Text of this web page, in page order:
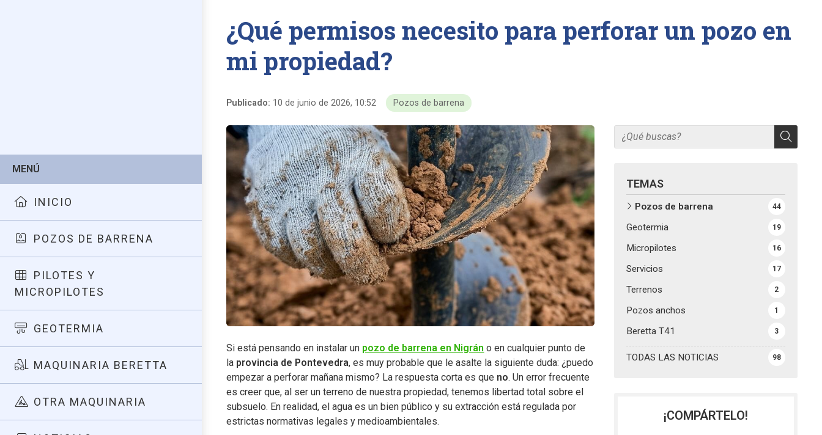
MENÚ
INICIO
POZOS DE BARRENA
PILOTES Y
MICROPILOTES
GEOTERMIA
MAQUINARIA BERETTA
OTRA MAQUINARIA
¿Qué permisos necesito para perforar un pozo en
mi propiedad?
Publicado: 10 de junio de 2026, 10:52 Pozos de barrena
TEMAS
TODAS LAS NOTICIAS 98
Pozos de barrena 44
Geotermia 19
Micropilotes 16
Servicios 17
Terrenos 2
Pozos anchos 1
Beretta T41 3
Si está pensando en instalar un pozo de barrena en Nigrán o en cualquier punto de
la provincia de Pontevedra, es muy probable que le asalte la siguiente duda: ¿puedo
empezar a perforar mañana mismo? La respuesta corta es que no. Un error frecuente
es creer que, al ser un terreno de nuestra propiedad, tenemos libertad total sobre el
subsuelo. En realidad, el agua es un bien público y su extracción está regulada por
estrictas normativas legales y medioambientales.
¡COMPÁRTELO!